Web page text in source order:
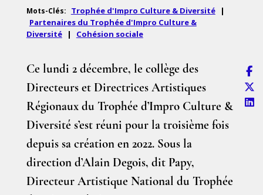
Mots-Clés: Trophée d'Impro Culture & Diversité
|
Partenaires du Trophée d'Impro Culture &
Diversité
| Cohésion sociale
Ce lundi 2 décembre, le collège des
Directeurs et Directrices Artistiques
Régionaux du Trophée d’Impro Culture &
Diversité s’est réuni pour la troisième fois
depuis sa création en 2022. Sous la
direction d’Alain Degois, dit Papy,
Directeur Artistique National du Trophée